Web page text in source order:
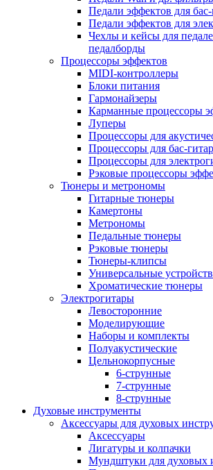
Педали эффектов для бас-
Педали эффектов для
Чехлы и кейсы для
педалборды
Процессоры эффектов
MIDI-контроллеры
Блоки питания
Гармонайзеры
Карманные процессоры
Луперы
Процессоры для
Процессоры для бас-гитар
Процессоры для
Рэковые процессоры
Тюнеры и метрономы
Гитарные тюнеры
Камертоны
Метрономы
Педальные тюнеры
Рэковые тюнеры
Тюнеры-клипсы
Универсальные
Хроматические тюнеры
Электрогитары
Левосторонние
Моделирующие
Наборы и комплекты
Полуакустические
Цельнокорпусные
6-струнные
7-струнные
8-струнные
Духовые инструменты
Аксессуары для духовых
Аксессуары
Лигатуры и колпачки
Мундштуки для духовых